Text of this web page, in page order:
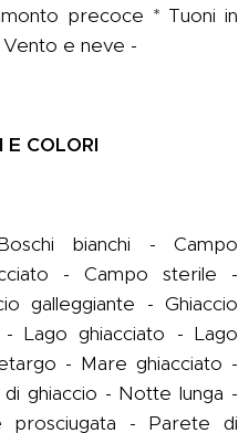
precoce * Tuoni in
e neve -
E COLORI
bianchi - Campo
- Campo sterile -
galleggiante - Ghiaccio
Lago ghiacciato - Lago
- Mare ghiacciato -
ghiaccio - Notte lunga -
prosciugata - Parete di